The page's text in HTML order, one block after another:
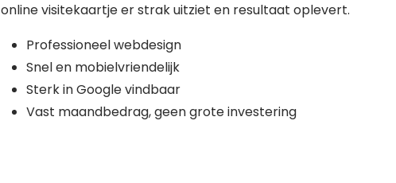
online visitekaartje er strak uitziet en resultaat oplevert.
Professioneel webdesign
Snel en mobielvriendelijk
Sterk in Google vindbaar
Vast maandbedrag, geen grote investering